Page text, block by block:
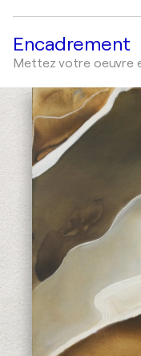
Encadrement
Mettez votre oeuvre